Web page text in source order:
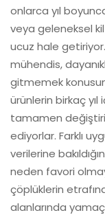
onlarca yıl
veya geleneksel
ucuz hale
mühendis,
gitmemek
ürünlerin birkaç
tamamen
ediyorlar. Farklı
verilerine
neden favori
çöplüklerin
alanlarında